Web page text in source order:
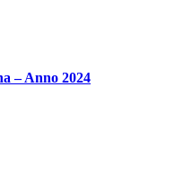
– Anno 2024